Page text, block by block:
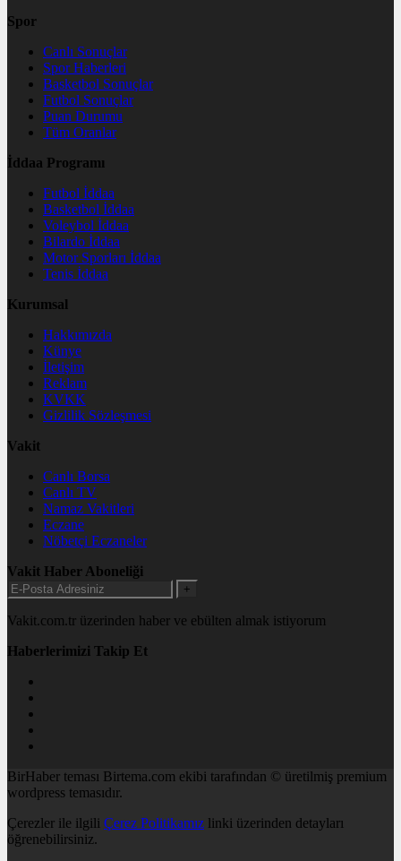
Spor
Canlı Sonuçlar
Spor Haberleri
Basketbol Sonuçlar
Futbol Sonuçlar
Puan Durumu
Tüm Oranlar
İddaa Programı
Futbol İddaa
Basketbol İddaa
Voleybol İddaa
Bilardo İddaa
Motor Sporları İddaa
Tenis İddaa
Kurumsal
Hakkımızda
Künye
İletişim
Reklam
KVKK
Gizlilik Sözleşmesi
Vakit
Canlı Borsa
Canlı TV
Namaz Vakitleri
Eczane
Nöbetçi Eczaneler
Vakit Haber Aboneliği
+
Vakit.com.tr üzerinden haber ve ebülten almak istiyorum
Haberlerimizi Takip Et
BirHaber teması Birtema.com ekibi tarafından © üretilmiş premium
wordpress temasıdır.
Çerezler ile ilgili Çerez Politikamız linki üzerinden detayları
öğrenebilirsiniz.